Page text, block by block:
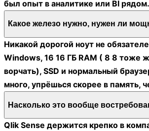
был опыт в аналитике или BI рядом.
Какое железо нужно, нужен ли
Никакой дорогой ноут не
Windows, 16 16 ГБ RAM ( 8 8 тоже
ворчать), SSD и нормальный
много, упрёшься скорее в память,
Насколько это вообще
Qlik Sense держится крепко в